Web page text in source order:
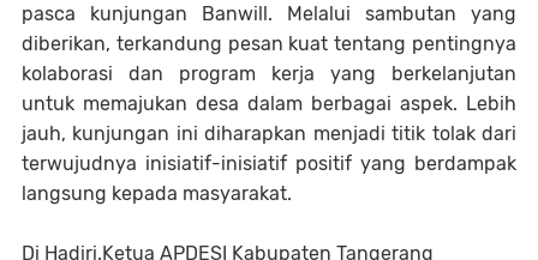
pasca kunjungan Banwill. Melalui sambutan yang
diberikan, terkandung pesan kuat tentang pentingnya
kolaborasi dan program kerja yang berkelanjutan
untuk memajukan desa dalam berbagai aspek. Lebih
jauh, kunjungan ini diharapkan menjadi titik tolak dari
terwujudnya inisiatif-inisiatif positif yang berdampak
langsung kepada masyarakat.
Di Hadiri.Ketua APDESI Kabupaten Tangerang